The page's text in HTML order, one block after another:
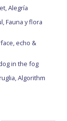
Alegría
Fauna y flora
echo &
in the fog
Algorithm